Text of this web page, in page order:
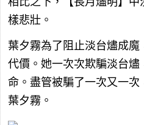
樣悲壯。
葉夕霧為了阻止淡台燼成
代價。她一次次欺騙淡台
命。盡管被騙了一次又一
葉夕霧。